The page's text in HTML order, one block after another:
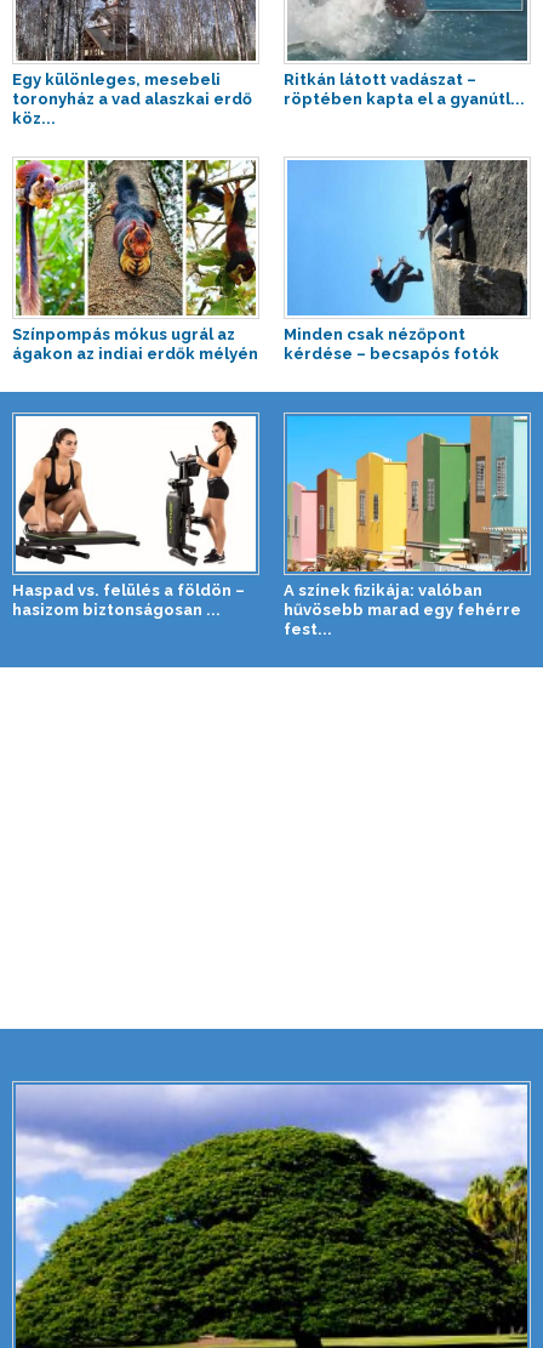
Egy különleges, mesebeli
toronyház a vad alaszkai erdő
köz...
Ritkán látott vadászat –
röptében kapta el a gyanútl...
Színpompás mókus ugrál az
ágakon az indiai erdők mélyén
Minden csak nézőpont
kérdése – becsapós fotók
Haspad vs. felülés a földön –
hasizom biztonságosan ...
A színek fizikája: valóban
hűvösebb marad egy fehérre
fest...